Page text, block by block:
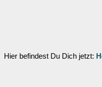
Hier befindest Du Dich jetzt: